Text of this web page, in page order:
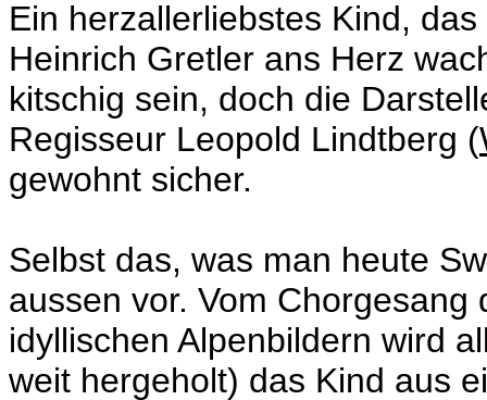
Ein herzallerliebstes Kind,
Heinrich Gretler ans Herz
kitschig sein, doch die
Regisseur Leopold Lindtberg (
gewohnt sicher.
Selbst das, was man heute
aussen vor. Vom
idyllischen Alpenbildern wird
weit hergeholt) das Kind aus